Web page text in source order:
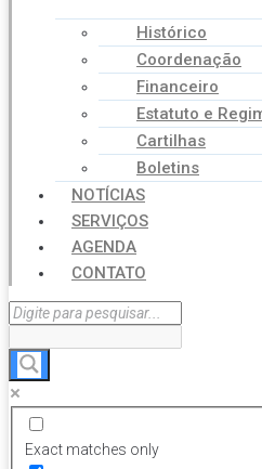
Histórico
Coordenação
Financeiro
Estatuto e
Cartilhas
Boletins
NOTÍCIAS
SERVIÇOS
AGENDA
CONTATO
Exact matches only